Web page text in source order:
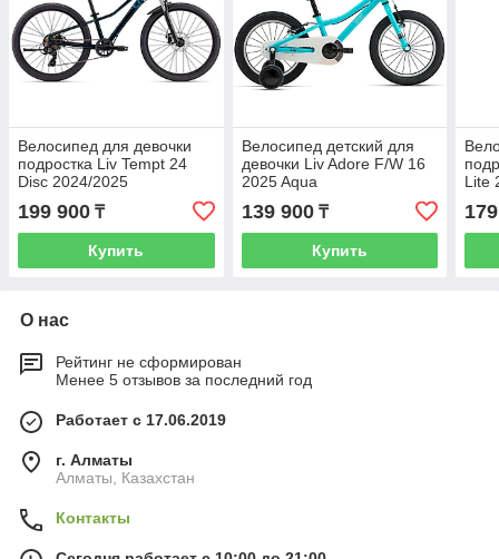
Велосипед для девочки
подростка Liv Tempt 24
Disc 2024/2025
199 900 ₸
Купить
Велосипед детский для
девочки Liv Adore F/W 16
2025 Aqua
139 900₸
Купить
Lite
О нас
Рейтинг не сформирован
Менее 5 отзывов за последний год
Работает с 17.06.2019
г. Алматы
Алматы, Казахстан
Контакты